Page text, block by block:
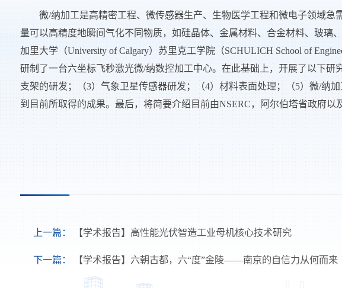
微/纳加工是高精密工程、微传感器生产、生物医学工程和微电子领域急
量可以高精度地瞬间气化不同物质，如硅晶体、金属材料、合金材料、玻璃
加里大学（University of Calgary）苏里克工学院（SCHULICH School of
研制了一台六坐标飞秒激光微/纳数控加工中心。在此基础上，开展了以下研
支架的研发；（3）气象卫星传感器研发；（4）材料表面处理；（5）微/纳加
到目前所取得的成果。最后，将简要介绍目前由NSERC，阿尔伯塔省政府以
上一篇： 【学术报告】高性能光伏智造工业母机核心技术研究
下一篇： 【学术报告】六朝古都，六“度”金陵——南京的自信力从何而来